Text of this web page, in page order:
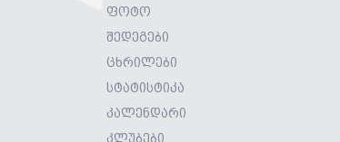
ფოტო
შედეგები
ცხრილები
სტატისტიკა
კალენდარი